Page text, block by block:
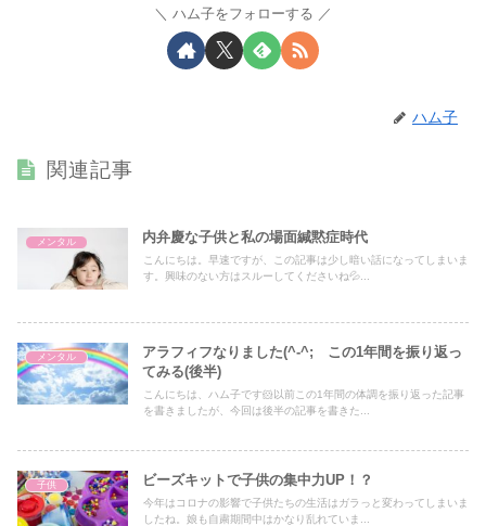
ハム子をフォローする
ハム子
関連記事
メンタル 内弁慶な子供と私の場面緘黙症時代
こんにちは。早速ですが、この記事は少し暗い話になってしまいま
す。興味のない方はスルーしてくださいね💦...
メンタル
アラフィフなりました(^-^; この1年間を振り返っ
てみる(後半)
こんにちは、ハム子です🐹以前この1年間の体調を振り返った記事
を書きましたが、今回は後半の記事を書きた...
子供 ビーズキットで子供の集中力UP！？
今年はコロナの影響で子供たちの生活はガラっと変わってしまいま
したね。娘も自粛期間中はかなり乱れていま...